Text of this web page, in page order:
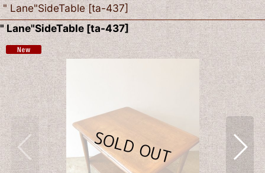
" Lane"SideTable [ta-437]
" Lane"SideTable[ta-437]